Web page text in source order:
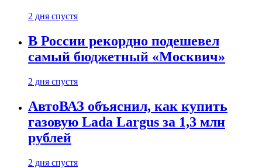
2 дня спустя
В России рекордно подешевел
самый бюджетный «Москвич»
2 дня спустя
АвтоВАЗ объяснил, как купить
газовую Lada Largus за 1,3 млн
рублей
2 дня спустя